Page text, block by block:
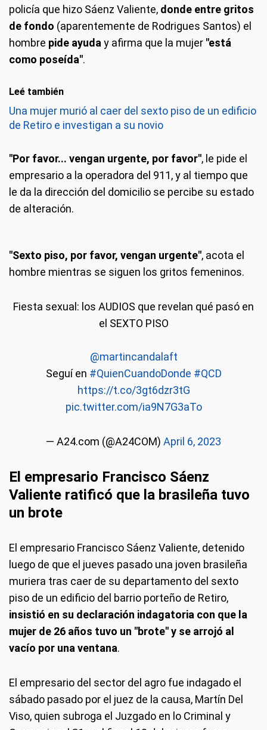
policía que hizo Sáenz Valiente, donde entre gritos
de fondo (aparentemente de Rodrigues Santos) el
hombre pide ayuday afirma que la mujer "está
como poseída".
Leé también
Una mujer murió al caer del sexto piso de un edificio
de Retiro e investigan a su novio
"Por favor... vengan urgente, por favor", le pide el
empresario a la operadora del 911, y al tiempo que
le da la dirección del domicilio se percibe su estado
de alteración.
"Sexto piso, por favor, vengan urgente", acota el
hombre mientras se siguen los gritos femeninos.
Fiesta sexual: los AUDIOS que revelan qué pasó en
el SEXTO PISO
@martincandalaft
Seguí en #QuienCuandoDonde #QCD
https://t.co/3gt6dzr3tG
pic.twitter.com/ia9N7G3aTo
— A24.com (@A24COM) April 6, 2023
El empresario Francisco Sáenz
Valiente ratificó que la brasileña tuvo
un brote
El empresario Francisco Sáenz Valiente, detenido
luego de que el jueves pasado una joven brasileña
muriera tras caer de su departamento del sexto
piso de un edificio del barrio porteño de Retiro,
insistió en su declaración indagatoria con que la
mujer de 26 años tuvo un "brote"y se arrojó al
vacío por una ventana.
El empresario del sector del agro fue indagado el
sábado pasado por el juez de la causa, Martín Del
Viso, quien subroga el Juzgado en lo Criminal y